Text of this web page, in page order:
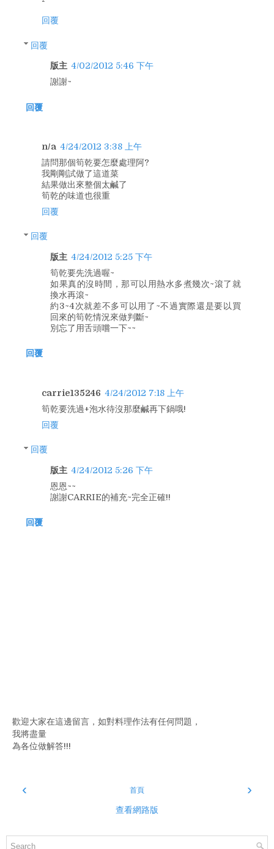
回覆
回覆
版主 4/02/2012 5:46 下午
謝謝~
回覆
n/a 4/24/2012 3:38 上午
請問那個筍乾要怎麼處理阿?
我剛剛試做了這道菜
結果做出來整個太鹹了
筍乾的味道也很重
回覆
回覆
版主 4/24/2012 5:25 下午
筍乾要先洗過喔~
如果真的沒時間，那可以用熱水多煮幾次~滾了就
換水再滾~
約3~4次就差不多可以用了~不過實際還是要以買
回來的筍乾情況來做判斷~
別忘了用舌頭嚐一下~~
回覆
carrie135246 4/24/2012 7:18 上午
筍乾要洗過+泡水待沒那麼鹹再下鍋哦!
回覆
回覆
版主 4/24/2012 5:26 下午
恩恩~~
謝謝CARRIE的補充~完全正確!!
回覆
歡迎大家在這邊留言，如對料理作法有任何問題，
我將盡量
為各位做解答!!!
‹ ›
首頁
查看網路版